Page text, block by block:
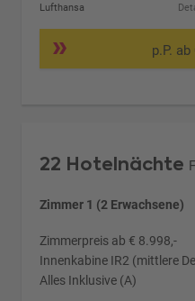
Lufthansa
p.P.
22 Hotelnächte
Zimmer 1 (2 Erwachsene)
Zimmerpreis ab € 8.998,-
Innenkabine IR2 (mittlere
Alles Inklusive (A)